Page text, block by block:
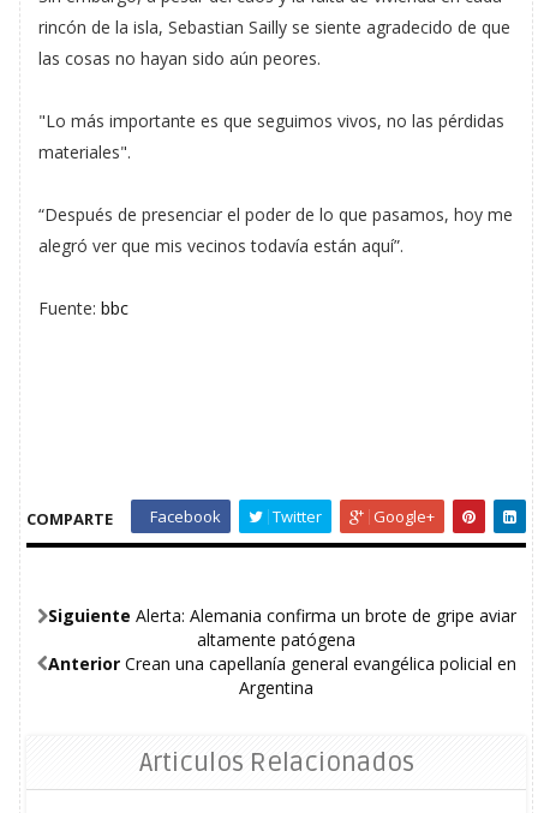
rincón de la isla, Sebastian Sailly se siente agradecido de que
las cosas no hayan sido aún peores.
"Lo más importante es que seguimos vivos, no las pérdidas
materiales".
“Después de presenciar el poder de lo que pasamos, hoy me
alegró ver que mis vecinos todavía están aquí”.
Fuente: bbc
COMPARTE Facebook Twitter Google+
Siguiente Alerta: Alemania confirma un brote de gripe aviar
altamente patógena
Anterior Crean una capellanía general evangélica policial en
Argentina
Articulos Relacionados